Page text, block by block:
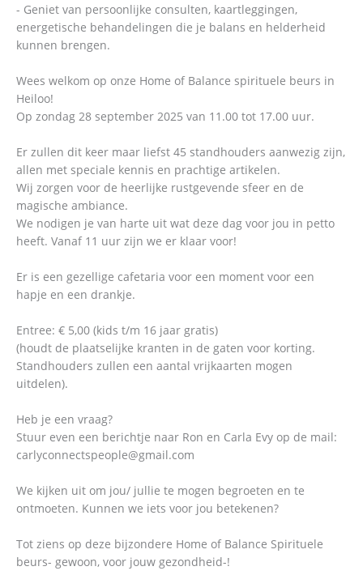
- Geniet van persoonlijke consulten, kaartleggingen,
energetische behandelingen die je balans en helderheid
kunnen brengen.
Wees welkom op onze Home of Balance spirituele beurs in
Heiloo!
Op zondag 28 september 2025 van 11.00 tot 17.00 uur.
Er zullen dit keer maar liefst 45 standhouders aanwezig zijn,
allen met speciale kennis en prachtige artikelen.
Wij zorgen voor de heerlijke rustgevende sfeer en de
magische ambiance.
We nodigen je van harte uit wat deze dag voor jou in petto
heeft. Vanaf 11 uur zijn we er klaar voor!
Er is een gezellige cafetaria voor een moment voor een
hapje en een drankje.
Entree: € 5,00 (kids t/m 16 jaar gratis)
(houdt de plaatselijke kranten in de gaten voor korting.
Standhouders zullen een aantal vrijkaarten mogen
uitdelen).
Heb je een vraag?
Stuur even een berichtje naar Ron en Carla Evy op de mail:
carlyconnectspeople@gmail.com
We kijken uit om jou/ jullie te mogen begroeten en te
ontmoeten. Kunnen we iets voor jou betekenen?
Tot ziens op deze bijzondere Home of Balance Spirituele
beurs- gewoon, voor jouw gezondheid-!